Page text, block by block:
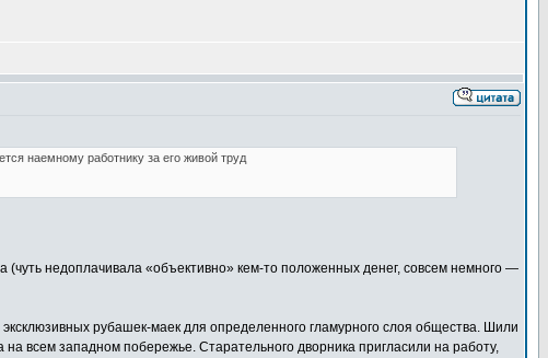
наемному работнику за его живой труд
(чуть недоплачивала «объективно» кем-то положенных денег, совсем немного —
рубашек-маек для определенного гламурного слоя общества. Шили
всем западном побережье. Старательного дворника пригласили на работу,